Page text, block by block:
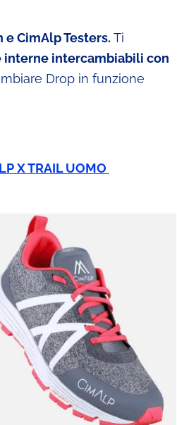
CimAlp Testers. Ti
interne intercambiabili con
Drop in funzione
X TRAIL UOMO